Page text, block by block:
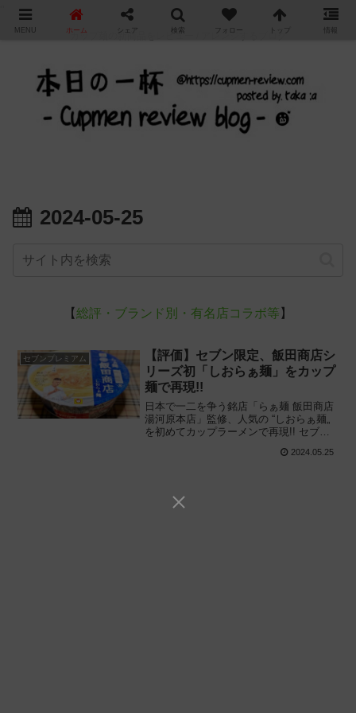
カップ麺の新商品をレビュー / アレンジするブログ
2024-05-25
【総評・ブランド別・有名店コラボ等 】
セブンプレミアム
【評価】セブン限定、飯田商店シ
リーズ初「しおらぁ麺」をカップ
麺で再現!!
日本で一二を争う銘店「らぁ麺 飯田商店
湯河原本店」監修、人気の “しおらぁ麺„
を初めてカップラーメンで再現!! セブン
レミアム 飯田商店 しおらぁ麺」を食べて
2024.05.25
MENU ホーム シェア 検索 フォロー トップ 情報